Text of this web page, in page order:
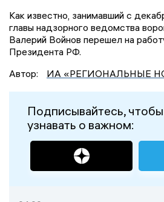
Как известно, занимавший с
главы надзорного ведомства
Валерий Войнов перешел на
Президента РФ.
Автор:
ИА «РЕГИОНАЛЬНЫЕ
Подписывайтесь,
узнавать о важном: